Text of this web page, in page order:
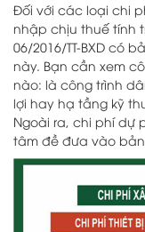
Đối với các loại chi
nhập chịu thuế tính
06/2016/TT-BXD có
này. Bạn cần xem
nào: là công trình
lợi hay hạ tầng kỹ
Ngoài ra, chi phí dự
tâm đề đưa vào